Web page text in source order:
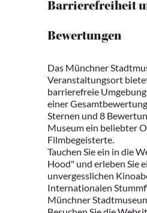
Barrierefreiheit
Bewertungen
Das Münchner
Veranstaltungsort
barrierefreie
einer
Sternen und 8
Museum ein beliebter
Filmbegeisterte.
Tauchen Sie ein in die
Hood" und erleben Sie
unvergesslichen
Internationalen
Münchner